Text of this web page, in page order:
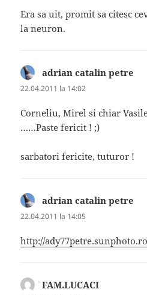
Era sa uit, promit sa citesc
la neuron.
adrian catalin petre
22.04.2011 la 14:02
Corneliu, Mirel si chiar
……Paste fericit ! ;)
sarbatori fericite, tuturor !
adrian catalin petre
22.04.2011 la 14:05
http://
FAM.LUCACI